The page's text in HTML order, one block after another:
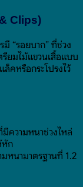
Clips)
มี “รอยบาก” ที่ช่วง
รียมไม้แขวนเสื้อแบบ
คหรือกระโปรงไว้
ความหนาช่วงไหล่
หัก
มหนามาตรฐานที่ 1.2